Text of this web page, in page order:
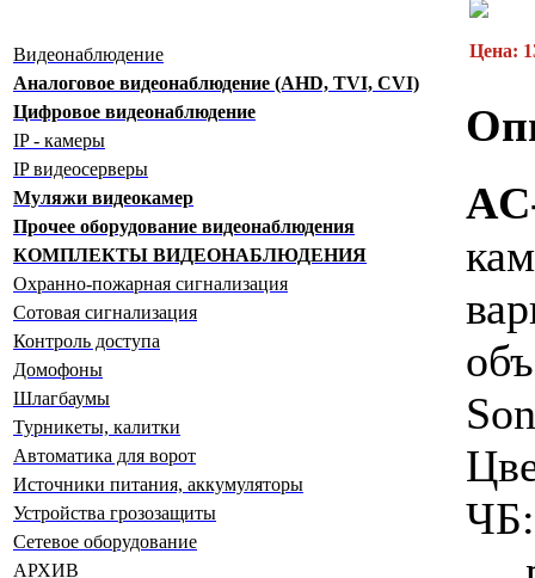
Видеонаблюдение
Аналоговое видеонаблюдение (AHD, TVI, CVI)
Цифровое видеонаблюдение
IP - камеры
IP видеосерверы
Муляжи видеокамер
Прочее оборудование видеонаблюдения
КОМПЛЕКТЫ ВИДЕОНАБЛЮДЕНИЯ
Охранно-пожарная сигнализация
Сотовая сигнализация
Контроль доступа
Домофоны
Шлагбаумы
Турникеты, калитки
Автоматика для ворот
Источники питания, аккумуляторы
Устройства грозозащиты
Сетевое оборудование
АРХИВ
Цена: